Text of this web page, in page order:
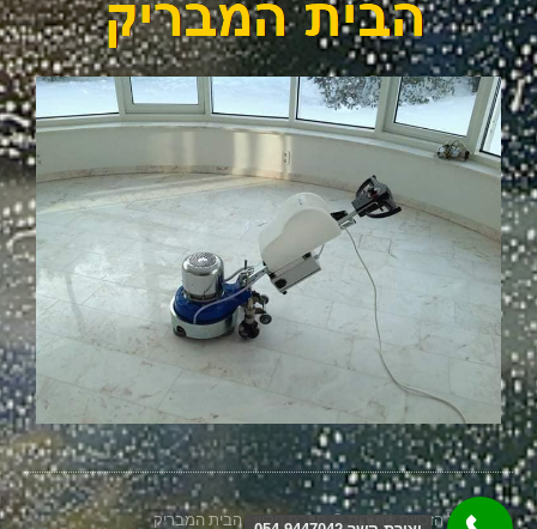
2026 כל הזכויות שמורות © חברת ניקיון - הבית המבריק